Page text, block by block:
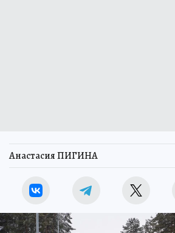
Анастасия ПИГИНА